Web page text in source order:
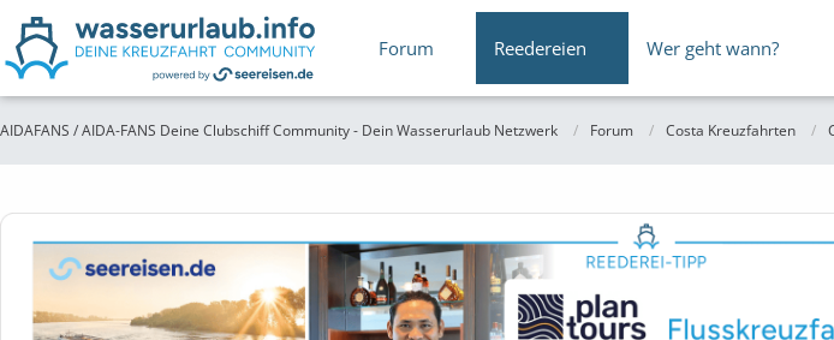
Forum Reedereien Wer geht wann?
AIDAFANS / AIDA-FANS Deine Clubschiff Community - Dein Wasserurlaub Netzwerk Forum Costa Kreuzfahrten